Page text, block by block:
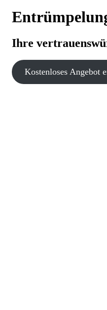
Ihre
Kostenloses Angebot